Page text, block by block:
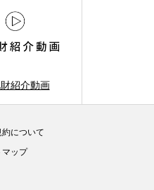
紹介動画
について
マップ